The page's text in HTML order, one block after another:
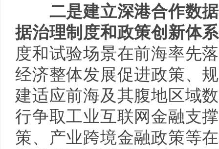
二是建立深港合作数
据治理制度和政策创新体系
度和试验场景在前海率先
经济整体发展促进政策、
建适应前海及其腹地区域
行争取工业互联网金融支
策、产业跨境金融政策等